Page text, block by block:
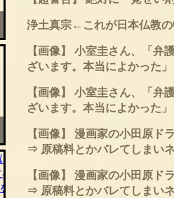
浄土真宗←これが日本仏教
【画像】 小室圭さん、「弁
ざいます。本当によかった」
【画像】 小室圭さん、「弁
ざいます。本当によかった」
【画像】 漫画家の小田原ド
⇒ 原稿料とかバレてしまい
【画像】 漫画家の小田原ド
⇒ 原稿料とかバレてしまい